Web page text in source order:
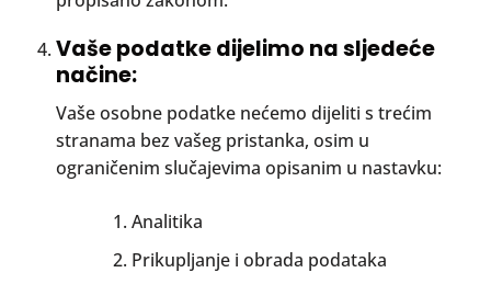
Vaše podatke dijelimo na sljedeće
načine:
Vaše osobne podatke nećemo dijeliti s trećim
stranama bez vašeg pristanka, osim u
ograničenim slučajevima opisanim u nastavku:
Analitika
Prikupljanje i obrada podataka